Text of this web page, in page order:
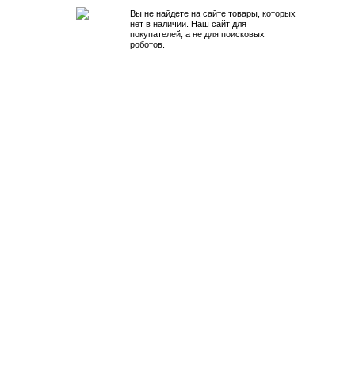
Вы не найдете на сайте товары, которых
нет в наличии. Наш сайт для
покупателей, а не для поисковых
роботов.